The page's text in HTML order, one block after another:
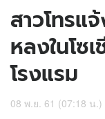
สาวโทรแ
หลงในโซ
โรงแรม
08 พ.ย. 61 (07:18 น.)